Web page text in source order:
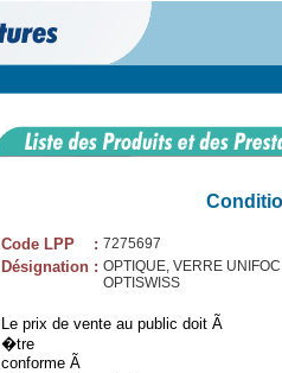
Code LPP : 7275697
Désignation : OPTIQUE, VERRE
OPTISWISS
Le prix de vente au public doit Ã
�tre
conforme Ã